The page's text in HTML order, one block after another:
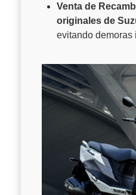
Venta de
originales de
evitando demoras